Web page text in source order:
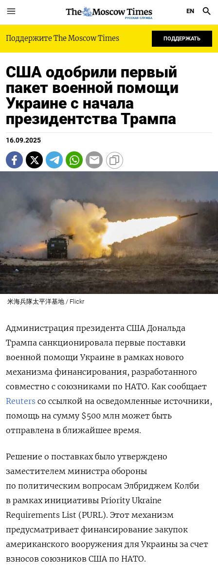
РУССКАЯ СЛУЖБА
EN
Поддержите The Moscow Times ПОДДЕРЖАТЬ
США одобрили первый
пакет военной помощи
Украине с начала
президентства Трампа
16.09.2025
米海兵隊太平洋基地 / Flickr
Администрация президента США Дональда
Трампа санкционировала первые поставки
военной помощи Украине в рамках нового
механизма финансирования, разработанного
совместно с союзниками по НАТО. Как сообщает
Reuters со ссылкой на осведомленные источники,
помощь на сумму $500 млн может быть
отправлена в ближайшее время.
Решение о поставках было утверждено
заместителем министра обороны
по политическим вопросам Элбриджем Колби
в рамках инициативы Priority Ukraine
Requirements List (PURL). Этот механизм
предусматривает финансирование закупок
американского вооружения для Украины за счет
взносов союзников США по НАТО.